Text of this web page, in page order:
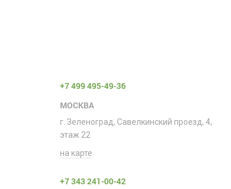
+7 499 495-49-36
МОСКВА
г. Зеленоград, Савелкинский проезд, 4,
этаж 22
на карте
+7 343 241-00-42